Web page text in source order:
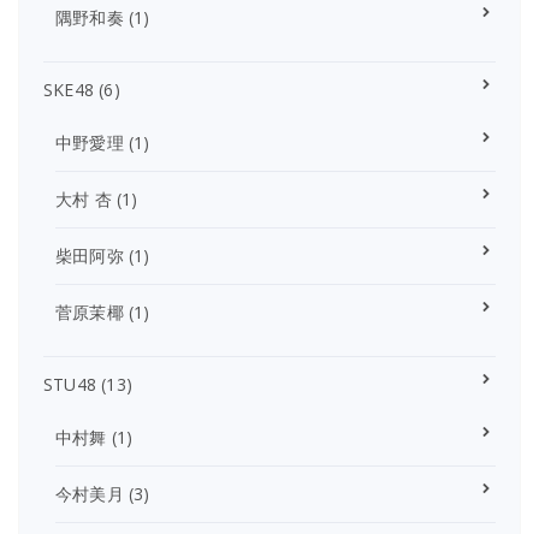
隅野和奏 (1)
SKE48 (6)
中野愛理 (1)
大村 杏(1)
柴田阿弥(1)
菅原茉椰(1)
STU48 (13)
中村舞 (1)
今村美月 (3)